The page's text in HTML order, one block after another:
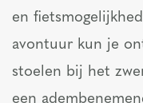
en
avontuur kun je
stoelen bij het
een